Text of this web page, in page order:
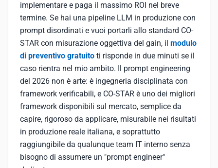
implementare e paga il massimo ROI nel breve
termine. Se hai una pipeline LLM in produzione con
prompt disordinati e vuoi portarli allo standard CO-
STAR con misurazione oggettiva del gain, il modulo
di preventivo gratuito ti risponde in due minuti se il
caso rientra nel mio ambito. Il prompt engineering
del 2026 non è arte: è ingegneria disciplinata con
framework verificabili, e CO-STAR è uno dei migliori
framework disponibili sul mercato, semplice da
capire, rigoroso da applicare, misurabile nei risultati
in produzione reale italiana, e soprattutto
raggiungibile da qualunque team IT interno senza
bisogno di assumere un "prompt engineer"